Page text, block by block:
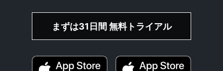
まずは31日間 無料トライアル